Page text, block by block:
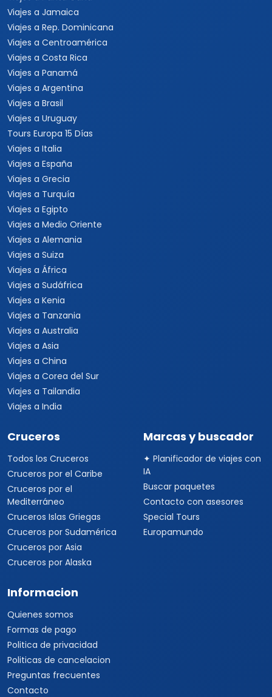
Viajes a Jamaica
Viajes a Rep. Dominicana
Viajes a Centroamérica
Viajes a Costa Rica
Viajes a Panamá
Viajes a Argentina
Viajes a Brasil
Viajes a Uruguay
Tours Europa 15 Días
Viajes a Italia
Viajes a España
Viajes a Grecia
Viajes a Turquía
Viajes a Egipto
Viajes a Medio Oriente
Viajes a Alemania
Viajes a Suiza
Viajes a África
Viajes a Sudáfrica
Viajes a Kenia
Viajes a Tanzania
Viajes a Australia
Viajes a Asia
Viajes a China
Viajes a Corea del Sur
Viajes a Tailandia
Viajes a India
Cruceros
Todos los Cruceros
Cruceros por el Caribe
Cruceros por el
Mediterráneo
Cruceros Islas Griegas
Cruceros por Sudamérica
Cruceros por Asia
Cruceros por Alaska
Marcas y buscador
✦ Planificador de viajes con
IA
Buscar paquetes
Contacto con asesores
Special Tours
Europamundo
Informacion
Quienes somos
Formas de pago
Politica de privacidad
Politicas de cancelacion
Preguntas frecuentes
Contacto